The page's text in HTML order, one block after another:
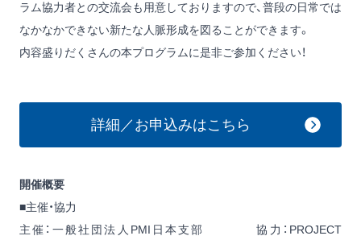
ラム協力者との交流会も用意しておりますので、普段の日常では
なかなかできない新たな人脈形成を図ることができます。
内容盛りだくさんの本プログラムに是非ご参加ください！
詳細／お申込みはこちら
開催概要
■主催・協力
主催：一般社団法人PMI日本支部 協力：PROJECT